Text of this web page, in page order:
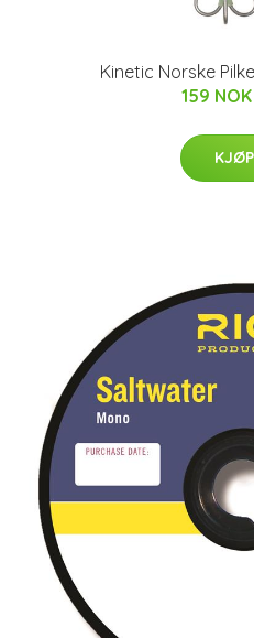
Kinetic Norske
159 NOK